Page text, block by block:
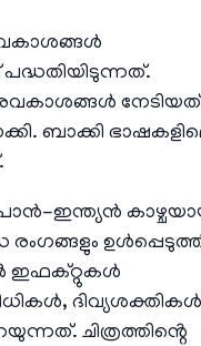
അവകാശങ്ങൾ
ബാക്കി
ഇന്ത്യൻ
ഇഫക്റ്റുകൾ
ചിത്രത്തിൻ്റെ